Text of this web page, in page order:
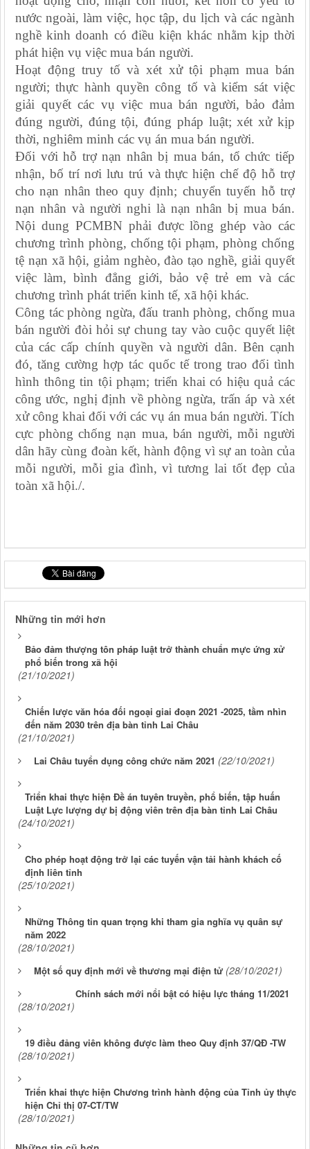
nước ngoài, làm việc, học tập, du lịch và các ngành
nghề kinh doanh có điều kiện khác nhằm kịp thời
phát hiện vụ việc mua bán người.
Hoạt động truy tố và xét xử tội phạm mua bán
người; thực hành quyền công tố và kiểm sát việc
giải quyết các vụ việc mua bán người, bảo đảm
đúng người, đúng tội, đúng pháp luật; xét xử kịp
thời, nghiêm minh các vụ án mua bán người.
Đối với hỗ trợ nạn nhân bị mua bán, tổ chức tiếp
nhận, bố trí nơi lưu trú và thực hiện chế độ hỗ trợ
cho nạn nhân theo quy định; chuyển tuyến hỗ trợ
nạn nhân và người nghi là nạn nhân bị mua bán.
Nội dung PCMBN phải được lồng ghép vào các
chương trình phòng, chống tội phạm, phòng chống
tệ nạn xã hội, giảm nghèo, đào tạo nghề, giải quyết
việc làm, bình đẳng giới, bảo vệ trẻ em và các
chương trình phát triển kinh tế, xã hội khác.
Công tác phòng ngừa, đấu tranh phòng, chống mua
bán người đòi hỏi sự chung tay vào cuộc quyết liệt
của các cấp chính quyền và người dân. Bên cạnh
đó, tăng cường hợp tác quốc tế trong trao đổi tình
hình thông tin tội phạm; triển khai có hiệu quả các
công ước, nghị định về phòng ngừa, trấn áp và xét
xử công khai đối với các vụ án mua bán người. Tích
cực phòng chống nạn mua, bán người, mỗi người
dân hãy cùng đoàn kết, hành động vì sự an toàn của
mỗi người, mỗi gia đình, vì tương lai tốt đẹp của
toàn xã hội./.
Những tin mới hơn
Bảo đảm thượng tôn pháp luật trở thành chuẩn mực ứng xử
phổ biến trong xã hội
(21/10/2021)
Chiến lược văn hóa đối ngoại giai đoạn 2021 -2025, tầm nhìn
đến năm 2030 trên địa bàn tỉnh Lai Châu
(21/10/2021)
Lai Châu tuyển dụng công chức năm 2021 (22/10/2021)
Triển khai thực hiện Đề án tuyên truyền, phổ biến, tập huấn
Luật Lực lượng dự bị động viên trên địa bàn tỉnh Lai Châu
(24/10/2021)
Cho phép hoạt động trở lại các tuyến vận tải hành khách cố
định liên tỉnh
(25/10/2021)
Những Thông tin quan trọng khi tham gia nghĩa vụ quân sự
năm 2022
(28/10/2021)
Một số quy định mới về thương mại điện tử (28/10/2021)
Chính sách mới nổi bật có hiệu lực tháng 11/2021
(28/10/2021)
19 điều đảng viên không được làm theo Quy định 37/QĐ -TW
(28/10/2021)
Triển khai thực hiện Chương trình hành động của Tỉnh ủy thực
hiện Chỉ thị 07-CT/TW
(28/10/2021)